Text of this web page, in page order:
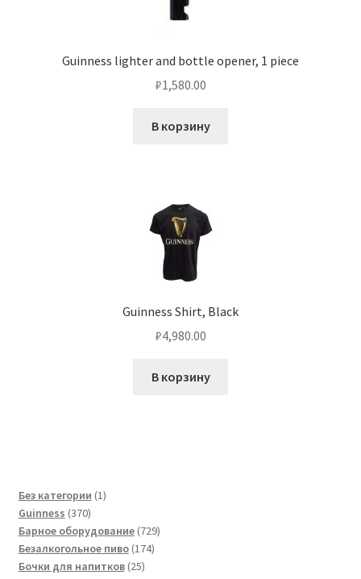
Guinness lighter and bottle opener, 1 piece
₽1,580.00
В корзину
Guinness Shirt, Black
₽4,980.00
В корзину
Без категории 11
Guinness 370370
товаров
Барное оборудование 729729
Безалкогольное пиво 174174
Бочки для напитков 2525